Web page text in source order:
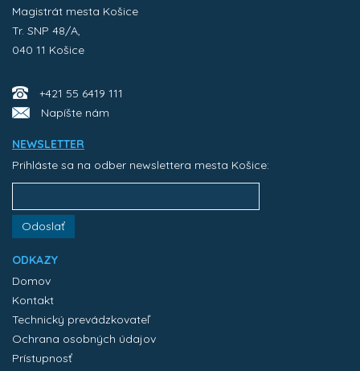
Magistrát mesta Košice
Tr. SNP 48/A,
040 11 Košice
+421 55 6419 111
Napíšte nám
NEWSLETTER
Prihláste sa na odber newslettera mesta Košice:
Odoslať
ODKAZY
Domov
Kontakt
Technický prevádzkovateľ
Ochrana osobných údajov
Prístupnosť